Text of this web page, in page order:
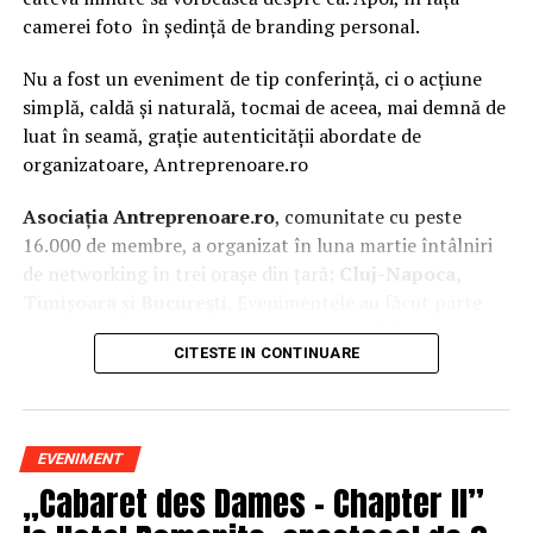
camerei foto în ședință de branding personal.
Nu a fost un eveniment de tip conferință, ci o acțiune
simplă, caldă și naturală, tocmai de aceea, mai demnă de
luat în seamă, grație autenticității abordate de
organizatoare, Antreprenoare.ro
Asociația Antreprenoare.ro, comunitate cu peste
16.000 de membre, a organizat în luna martie întâlniri
de networking în trei orașe din țară:
Cluj-Napoca,
campania națională„Aleg să fiu vizibilă„, o
inițiativă care combină sesiuni de fotografie de brand
prezentă, cu numele tău și cu afacerea ta, în spațiul
public.
La Cluj-Napoca, sesiunile foto au fost susținute de doi
fotografi profesioniști:Valentina Mihalache
CITESTE IN CONTINUARE
EVENIMENT
„Cabaret des Dames – Chapter II”